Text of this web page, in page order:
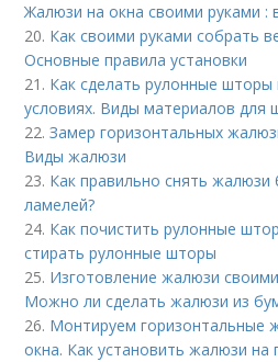
Жалюзи на окна своими руками :
20. Как своими руками собрать
Основные правила установки
21. Как сделать рулонные
условиях. Виды материалов для
22.Замер горизонтальных
Виды жалюзи
23. Как правильно снять жалюзи
ламелей?
24. Как почистить рулонные
стирать рулонные шторы
25. Изготовление жалюзи
Можно ли сделать жалюзи из
26. Монтируем горизонтальные
окна. Как установить жалюзи на